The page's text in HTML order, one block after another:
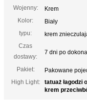
Wojenny:
Krem
Kolor:
Biały
typu:
krem
Czas
dostawy:
7 dni po
Pakiet:
Pakowane
High Light:
tatuaż łagodzi
krem